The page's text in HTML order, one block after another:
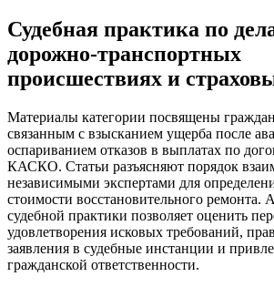
Судебная практика по
дорожно-транспортных
происшествиях и
Материалы категории посвящены
связанным с взысканием ущерба после
оспариванием отказов в выплатах по
КАСКО. Статьи разъясняют порядок
независимыми экспертами для
стоимости восстановительного ремонта.
судебной практики позволяет оценить
удовлетворения исковых требований,
заявления в судебные инстанции и
гражданской ответственности.